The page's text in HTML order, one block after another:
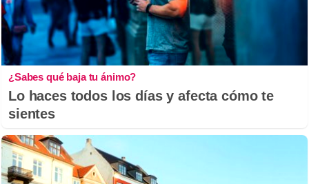
¿Sabes qué baja tu ánimo?
Lo haces todos los días y afecta cómo te
sientes